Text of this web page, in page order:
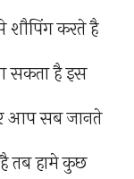
करते है
सकता है इस
आप सब जानते
है तब हामे कुछ